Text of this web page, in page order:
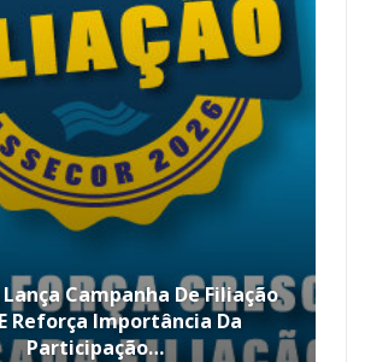
Lança Campanha De Filiação
Reforça Importância Da
Participação…